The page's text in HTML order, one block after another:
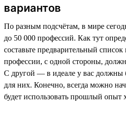
вариантов
По разным подсчётам, в мире
до 50 000 профессий. Как тут
составьте предварительный
профессии, с одной стороны,
С другой — в идеале у вас должны
для них. Конечно, всегда можно
будет использовать прошлый опыт